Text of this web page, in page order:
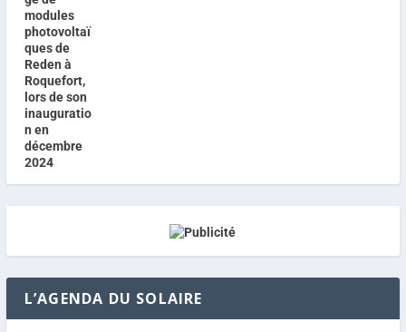
L’AGENDA DU SOLAIRE